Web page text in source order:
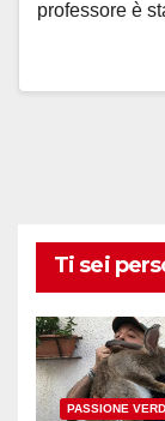
professore è
Ti sei
PASSIONE